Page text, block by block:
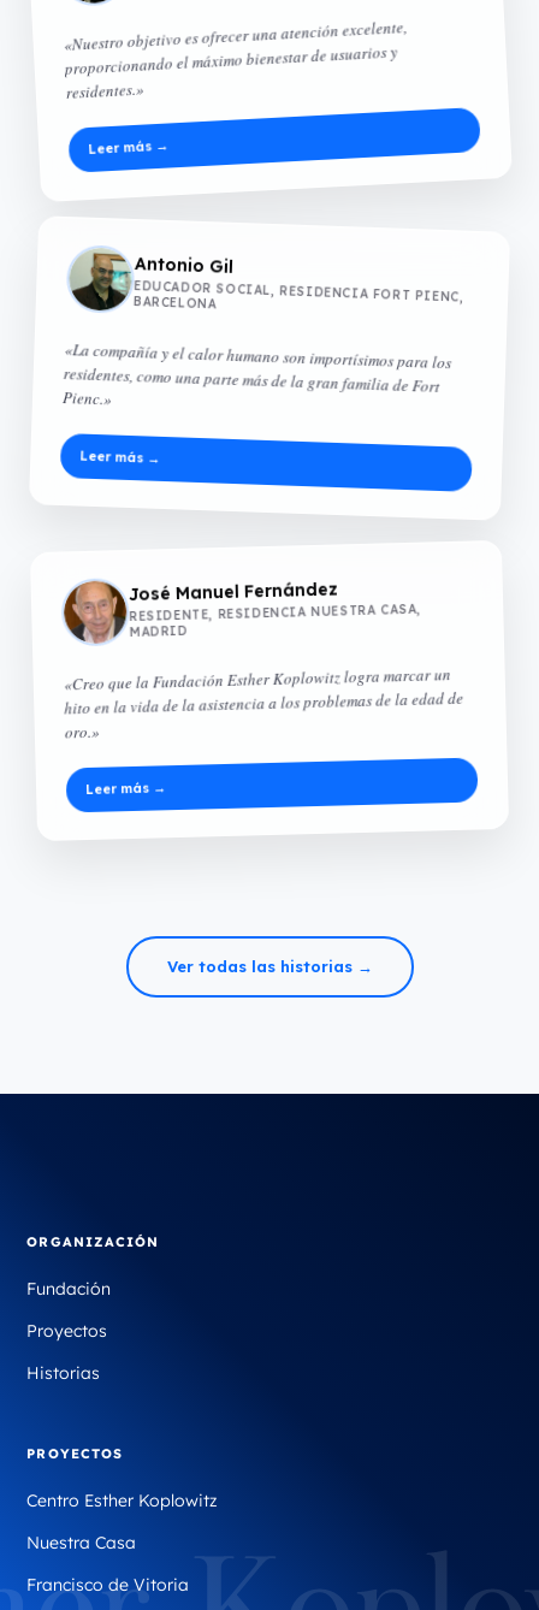
«Nuestro objetivo es ofrecer una atención excelente,
proporcionando el máximo bienestar de usuarios y
residentes.»
Leer más →
Antonio Gil
EDUCADOR SOCIAL, RESIDENCIA FORT PIENC,
BARCELONA
«La compañía y el calor humano son importísimos para los
residentes, como una parte más de la gran familia de Fort
Pienc.»
Leer más →
José Manuel Fernández
RESIDENTE, RESIDENCIA NUESTRA CASA,
MADRID
«Creo que la Fundación Esther Koplowitz logra marcar un
hito en la vida de la asistencia a los problemas de la edad de
oro.»
Leer más →
Ver todas las historias →
ORGANIZACIÓN
Fundación
Proyectos
Historias
PROYECTOS
Centro Esther Koplowitz
Nuestra Casa
Francisco de Vitoria